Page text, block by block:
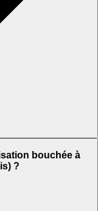
bouchée à
?